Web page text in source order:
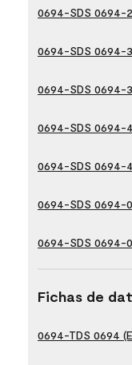
0694-SDS 0694-
0694-SDS 0694-
0694-SDS 0694-
0694-SDS 0694-
0694-SDS 0694-
0694-SDS 0694-
0694-SDS 0694-
Fichas de
0694-TDS 0694